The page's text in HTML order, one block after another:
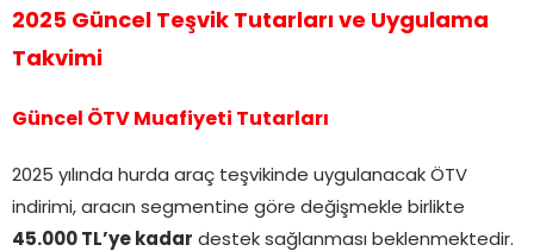
2025 Güncel Teşvik Tutarları ve Uygulama
Takvimi
Güncel ÖTV Muafiyeti Tutarları
2025 yılında hurda araç teşvikinde uygulanacak ÖTV
indirimi, aracın segmentine göre değişmekle birlikte
45.000 TL’ye kadar destek sağlanması beklenmektedir.